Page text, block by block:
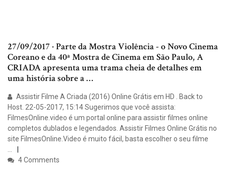
27/09/2017 · Parte da Mostra Violência - o Novo Cinema
Coreano e da 40ª Mostra de Cinema em São Paulo, A
CRIADA apresenta uma trama cheia de detalhes em
uma história sobre a …
Assistir Filme A Criada (2016) Online Grátis em HD . Back to
Host. 22-05-2017, 15:14 Sugerimos que você assista:
FilmesOnline.video é um portal online para assistir filmes online
completos dublados e legendados. Assistir Filmes Online Grátis no
site FilmesOnline.Video é muito fácil, basta escolher o seu filme
…
4 Comments